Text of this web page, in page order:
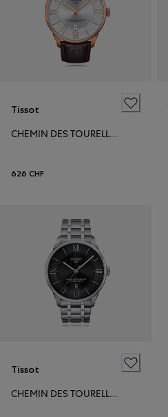
Tissot
CHEMIN DES TOURELLES POWERMATIC 80
626 CHF
Tissot